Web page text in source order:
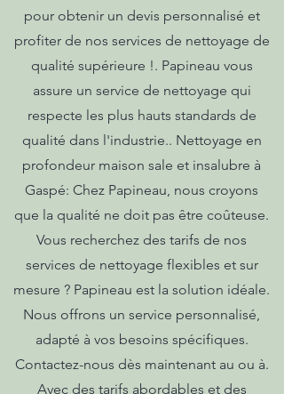
pour obtenir un devis personnalisé et
profiter de nos services de nettoyage de
qualité supérieure !. Papineau vous
assure un service de nettoyage qui
respecte les plus hauts standards de
qualité dans l'industrie.. Nettoyage en
profondeur maison sale et insalubre à
Gaspé: Chez Papineau, nous croyons
que la qualité ne doit pas être coûteuse.
Vous recherchez des tarifs de nos
services de nettoyage flexibles et sur
mesure ? Papineau est la solution idéale.
Nous offrons un service personnalisé,
adapté à vos besoins spécifiques.
Contactez-nous dès maintenant au ou à.
Avec des tarifs abordables et des